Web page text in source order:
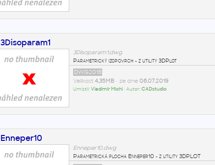
3Disoparam1
3Disoparam1.dwg
Parametrický izopovrch - z utility 3DPlot
DWG2018
Velikost 4,35MB• ze dne 06.07.2019
Umístil:Vladimír Michl• Autor:CADstudio
Enneper10
Enneper10.dwg
Parametrická plocha Enneper10 - z utility 3DPLOT